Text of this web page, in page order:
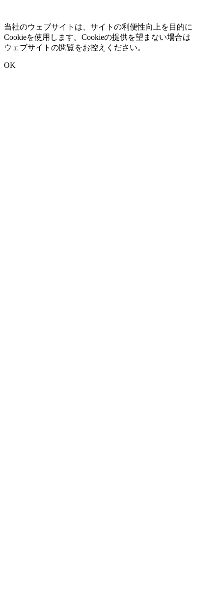
当社のウェブサイトは、サイトの利便性向上を目的に
Cookieを使用します。Cookieの提供を望まない場合は
ウェブサイトの閲覧をお控えください。
OK